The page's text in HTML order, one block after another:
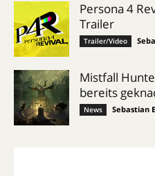
Persona 4
Trailer
Trailer/Video
Mistfall
bereits
News Sebastian